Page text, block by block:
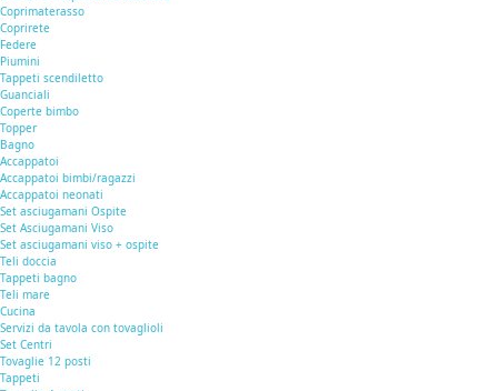
Coprimaterasso
Coprirete
Federe
Piumini
Tappeti scendiletto
Guanciali
Coperte bimbo
Topper
Bagno
Accappatoi
Accappatoi bimbi/ragazzi
Accappatoi neonati
Set asciugamani Ospite
Set Asciugamani Viso
Set asciugamani viso + ospite
Teli doccia
Tappeti bagno
Teli mare
Cucina
Servizi da tavola con tovaglioli
Set Centri
Tovaglie 12 posti
Tappeti